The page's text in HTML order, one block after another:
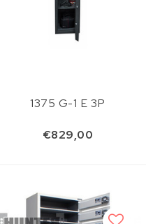
1375 G-1 E 3P
€829,00